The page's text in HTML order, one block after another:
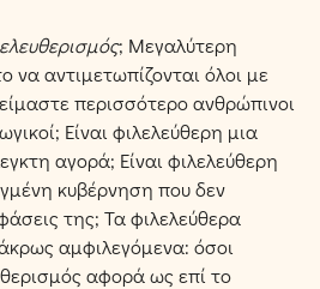
; Μεγαλύτερη
να αντιμετωπίζονται όλοι με
περισσότερο ανθρώπινοι
Είναι φιλελεύθερη μια
αγορά; Είναι φιλελεύθερη
κυβέρνηση που δεν
της; Τα φιλελεύθερα
αμφιλεγόμενα: όσοι
αφορά ως επί το